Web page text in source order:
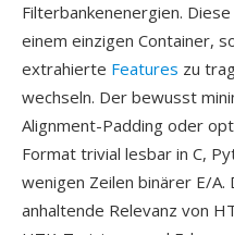
Filterbankenenergien.
einem einzigen Container,
extrahierte Features zu
wechseln. Der bewusst
Alignment-Padding oder
Format trivial lesbar in C,
wenigen Zeilen binärer E/
anhaltende Relevanz von